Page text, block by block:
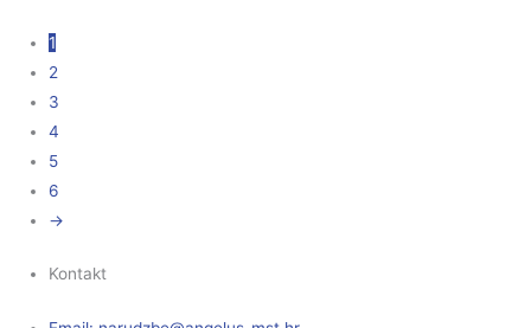
1
2
3
4
5
6
→
Kontakt